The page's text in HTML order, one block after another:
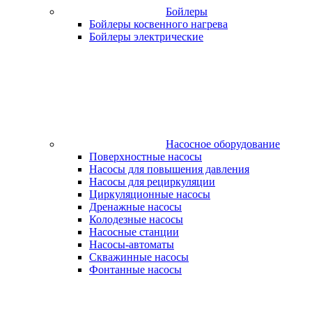
Бойлеры
Бойлеры косвенного нагрева
Бойлеры электрические
Насосное оборудование
Поверхностные насосы
Насосы для повышения давления
Насосы для рециркуляции
Циркуляционные насосы
Дренажные насосы
Колодезные насосы
Насосные станции
Насосы-автоматы
Скважинные насосы
Фонтанные насосы